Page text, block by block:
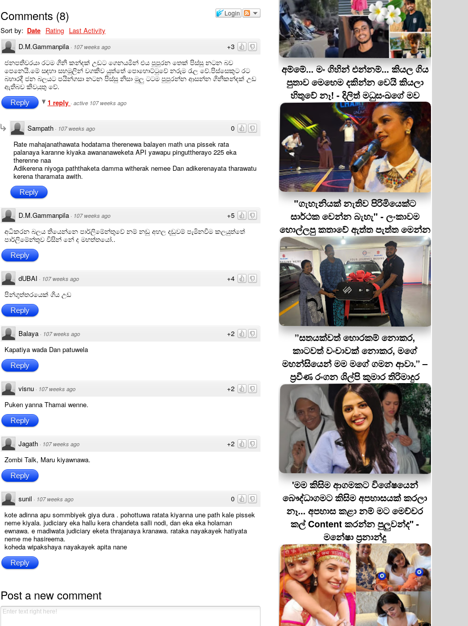
Login
Comments (8)
Sort by: Date Rating Last Activity
+3
D.M.Gammanpila · 107 weeks ago
ජනපතිවරයා රටම ගිනි කන්දක් උඩට ගෙනයමින් එය පුපුරන තෙක් පිස්සු නටන බව
පෙනෙයි.මේ සඳහා සහමුලින් වගකිව යුත්තේ පොහොට්ටුවේ නරුම රැල වේ.පිස්සෙකුට රට
බභාරදී ජන බලයට පයින්ගසා නටන පිස්සු නිසා මුලු ටටම පුපුරන්න ආසන්න ගිනිකන්දක් උඩ
ඇතිබව කිවයුතු වේ.
Reply 1 reply · active 107 weeks ago
0
Sampath · 107 weeks ago
Rate mahajanathawata hodatama therenewa balayen math una pissek rata
palanaya karanne kiyaka awananaweketa API yawapu pinguttherayo 225 eka
therenne naa
Adikerena niyoga paththaketa damma witherak nemee Dan adikerenayata tharawatu
kerena tharamata awith.
Reply
+5
D.M.Gammanpila · 107 weeks ago
අධිකරන බලය තියෙන්නෙ පාර්ලිමේන්තුවේ නම් නඩු අහල දඩුවම් පැමිනවීම කලයුත්තේ
පාර්ලිමේන්තුව විසින් නේ ද මහත්තයෝ..
Reply
+4
dUBAI · 107 weeks ago
පින්ගුත්තරයෙක් ගිය උඩ
Reply
+2
Balaya · 107 weeks ago
Kapatiya wada Dan patuwela
Reply
+2
visnu · 107 weeks ago
Puken yanna Thamai wenne.
Reply
+2
Jagath · 107 weeks ago
Zombi Talk, Maru kiyawnawa.
Reply
0
sunil · 107 weeks ago
kote adinna apu sommbiyek giya dura . pohottuwa ratata kiyanna une path kale pissek
neme kiyala. judiciary eka hallu kera chandeta salli nodi, dan eka eka holaman
ewnawa. e madiwata judiciary eketa thrajanaya kranawa. rataka nayakayek hatiyata
neme me hasireema.
koheda wipakshaya nayakayek apita nane
Reply
Post a new comment
අම්මේ... මං ගිහින් එන්නම්... කියල ගිය
පුතාව මෙහෙම දකින්න වෙයි කියලා
හිතුවේ නෑ! - දිලිත් මධුසංඛගේ මව
"ගැහැනියක් නැතිව පිරිමියෙක්ට
සාර්ථක වෙන්න බැහැ" - ලංකාවම
හොල්ලපු කතාවේ ඇත්ත පැත්ත මෙන්න
”සතයක්වත් හොරකම් නොකර,
කාටවත් වංචාවක් නොකර, මගේ
මහන්සියෙන් මම මගේ ගමන ආවා.” –
ප්‍රවීණ රංගන ශිල්පි කුමාර තිරිමාදුර
'මම කිසිම ආගමකට විශේෂයෙන්
බෞද්ධාගමට කිසිම අපහාසයක් කරලා
නෑ... අපහාස කළා නම් මට මෙච්චර
කල් Content කරන්න පුලුවන්ද'' -
මනේෂා ප්‍රනාන්දු